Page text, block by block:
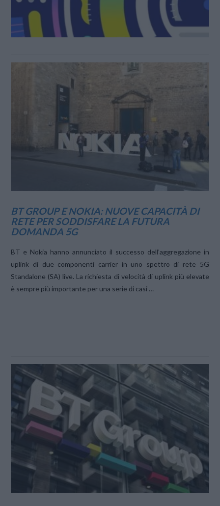
VIEW POST
BT GROUP E NOKIA: NUOVE CAPACITÀ DI
RETE PER SODDISFARE LA FUTURA
DOMANDA 5G
BT e Nokia hanno annunciato il successo dell’aggregazione in
uplink di due componenti carrier in uno spettro di rete 5G
Standalone (SA) live. La richiesta di velocità di uplink più elevate
è sempre più importante per una serie di casi …